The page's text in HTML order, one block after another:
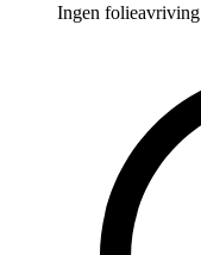
Ingen folieavriving